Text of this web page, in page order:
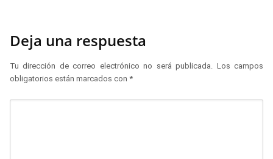
Deja una respuesta
Tu dirección de correo electrónico no será publicada. Los campos
obligatorios están marcados con *